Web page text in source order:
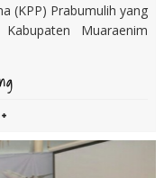
(KPP) Prabumulih yang
Muaraenim